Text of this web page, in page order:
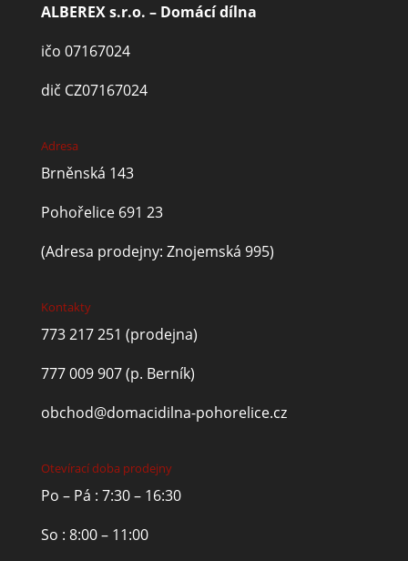
ALBEREX s.r.o. – Domácí dílna
ičo 07167024
dič CZ07167024
Adresa
Brněnská 143
Pohořelice 691 23
(Adresa prodejny: Znojemská 995)
Kontakty
773 217 251 (prodejna)
777 009 907(p. Berník)
obchod@domacidilna-pohorelice.cz
Otevírací doba prodejny
Po – Pá : 7:30 – 16:30
So : 8:00 – 11:00